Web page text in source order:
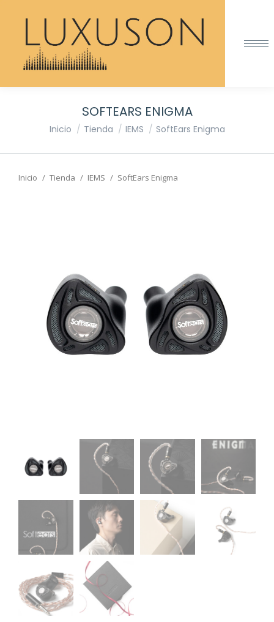
SOFTEARS ENIGMA
Estás aquí:
Inicio Tienda IEMS SoftEars Enigma
Estás aquí:
Inicio Tienda IEMS SoftEars Enigma